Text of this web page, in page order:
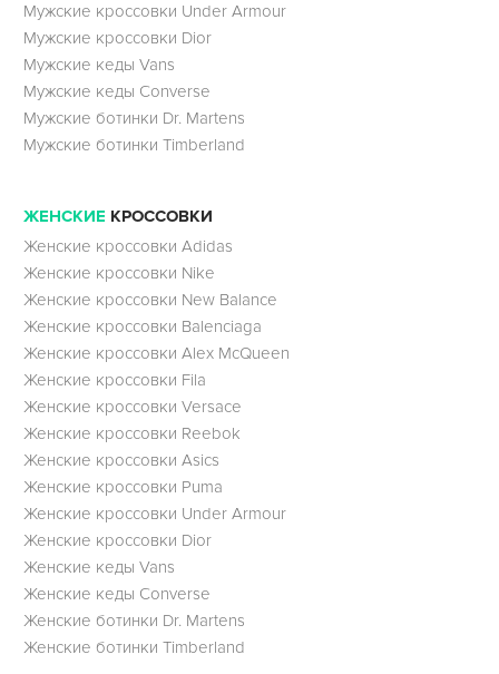
Мужские кроссовки Under Armour
Мужские кроссовки Dior
Мужские кеды Vans
Мужские кеды Converse
Мужские ботинки Dr. Martens
Мужские ботинки Timberland
ЖЕНСКИЕ КРОССОВКИ
Женские кроссовки Adidas
Женские кроссовки Nike
Женские кроссовки New Balance
Женские кроссовки Balenciaga
Женские кроссовки Alex McQueen
Женские кроссовки Fila
Женские кроссовки Versace
Женские кроссовки Reebok
Женские кроссовки Asics
Женские кроссовки Puma
Женские кроссовки Under Armour
Женские кроссовки Dior
Женские кеды Vans
Женские кеды Converse
Женские ботинки Dr. Martens
Женские ботинки Timberland